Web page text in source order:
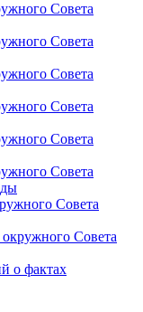
Совета
Совета
Совета
Совета
Совета
Совета
Совета
Совета
о фактах